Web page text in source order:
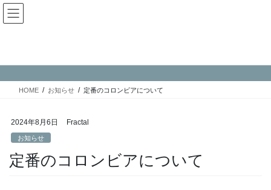
コ
ン
ス
ナ
ビ
ン
HOME お知らせ 定番のコロンビアについて
2024年8月6日 Fractal
お知らせ
定番のコロンビアについて